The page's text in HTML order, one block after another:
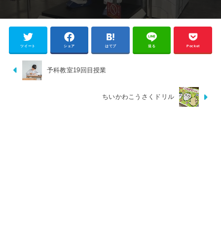
ツイート シェア はてブ 送る Pocket
予科教室19回目授業
ちいかわこうさくドリル